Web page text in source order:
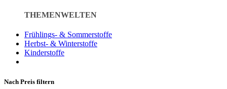
THEMENWELTEN
Frühlings- & Sommerstoffe
Herbst- & Winterstoffe
Kinderstoffe
Nach Preis filtern